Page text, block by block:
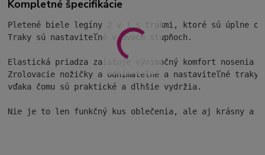
Kompletné špecifikácie
Pletené biele legíny 2 v 1 s trakmi, ktoré sú úplne
Traky sú nastaviteľné v dvoch stupňoch.
Elastická priadza zaisťuje výnimočný komfort
Zrolovacie nožičky a odnímateľné a nastaviteľné
vďaka čomu sú praktické a dlhšie vydržia.